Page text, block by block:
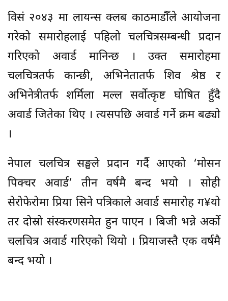
विसं २०४३ मा लायन्स क्लब काठमाडौँले आयोजना
गरेको समारोहलाई पहिलो चलचित्रसम्बन्धी प्रदान
गरिएको अवार्ड मानिन्छ । उक्त समारोहमा
चलचित्रतर्फ कान्छी, अभिनेतातर्फ शिव श्रेष्ठ र
अभिनेत्रीतर्फ शर्मिला मल्ल सर्वोत्कृष्ट घोषित हुँदै
अवार्ड जितेका थिए । त्यसपछि अवार्ड गर्ने क्रम बढ्यो
।
नेपाल चलचित्र सङ्घले प्रदान गर्दै आएको ‘मोसन
पिक्चर अवार्ड’ तीन वर्षमै बन्द भयो । सोही
सेरोफेरोमा प्रिया सिने पत्रिकाले अवार्ड समारोह ग¥यो
तर दोस्रो संस्करणसमेत हुन पाएन । बिजी भन्ने अर्को
चलचित्र अवार्ड गरिएको थियो । प्रियाजस्तै एक वर्षमै
बन्द भयो ।